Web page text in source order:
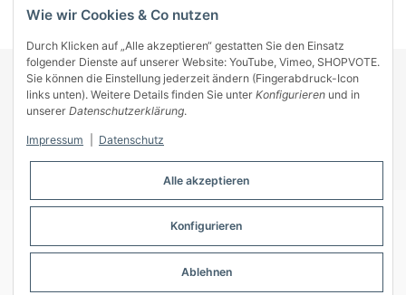
KONTAKT
INFORMATIONEN
ZAHLUNGSARTEN
© A-Key
Wie wir Cookies & Co nutzen
Durch Klicken auf „Alle akzeptieren“ gestatten Sie den Einsatz
folgender Dienste auf unserer Website: YouTube, Vimeo, SHOPVOTE.
Sie können die Einstellung jederzeit ändern (Fingerabdruck-Icon
links unten). Weitere Details finden Sie unter Konfigurieren und in
unserer Datenschutzerklärung.
Impressum Datenschutz
Alle akzeptieren
Konfigurieren
Ablehnen